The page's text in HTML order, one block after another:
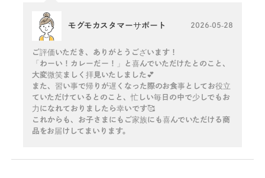
モグモカスタマーサポート 2026-05-28
ご評価いただき、ありがとうございます！
「わーい！カレーだー！」と喜んでいただけたとのこと、
大変微笑ましく拝見いたしました💕
また、習い事で帰りが遅くなった際のお食事としてお役立
ていただけているとのこと、忙しい毎日の中で少しでもお
力になれておりましたら幸いです🥰
これからも、お子さまにもご家族にも喜んでいただける商
品をお届けしてまいります。